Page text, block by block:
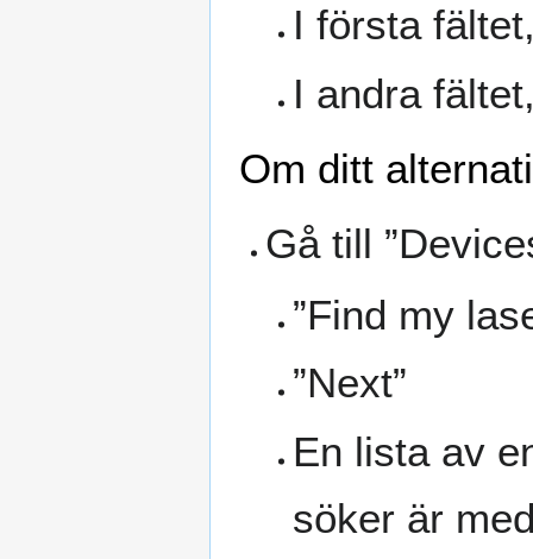
I första
I andra
Om ditt
Gå till
”Find my
”Next”
En lista av
söker är